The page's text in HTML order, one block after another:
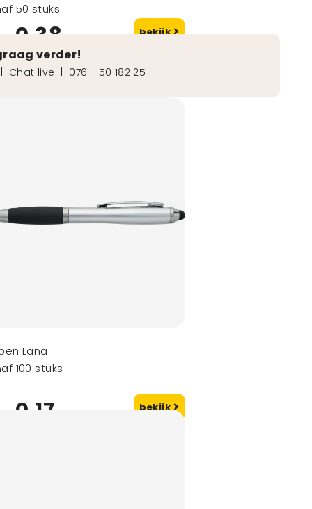
50 stuks
0,38 bekijk
verder!
Chat live 076 - 50 182 25
Lana
100 stuks
0,17 bekijk